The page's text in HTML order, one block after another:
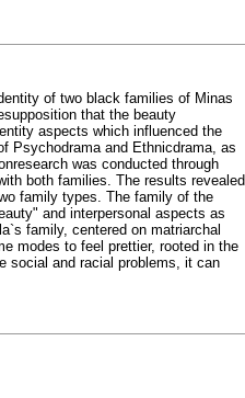
of two black families of Minas
that the beauty
aspects which influenced the
Psychodrama and Ethnicdrama, as
was conducted through
both families. The results revealed
family types. The family of the
and interpersonal aspects as
family, centered on matriarchal
modes to feel prettier, rooted in the
social and racial problems, it can